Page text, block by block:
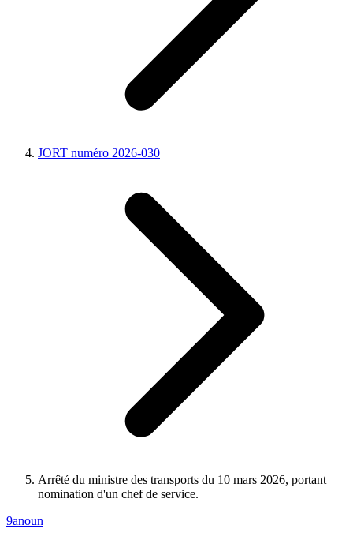
JORT numéro 2026-030
Arrêté du ministre des transports du 10 mars 2026, portant
nomination d'un chef de service.
9anoun